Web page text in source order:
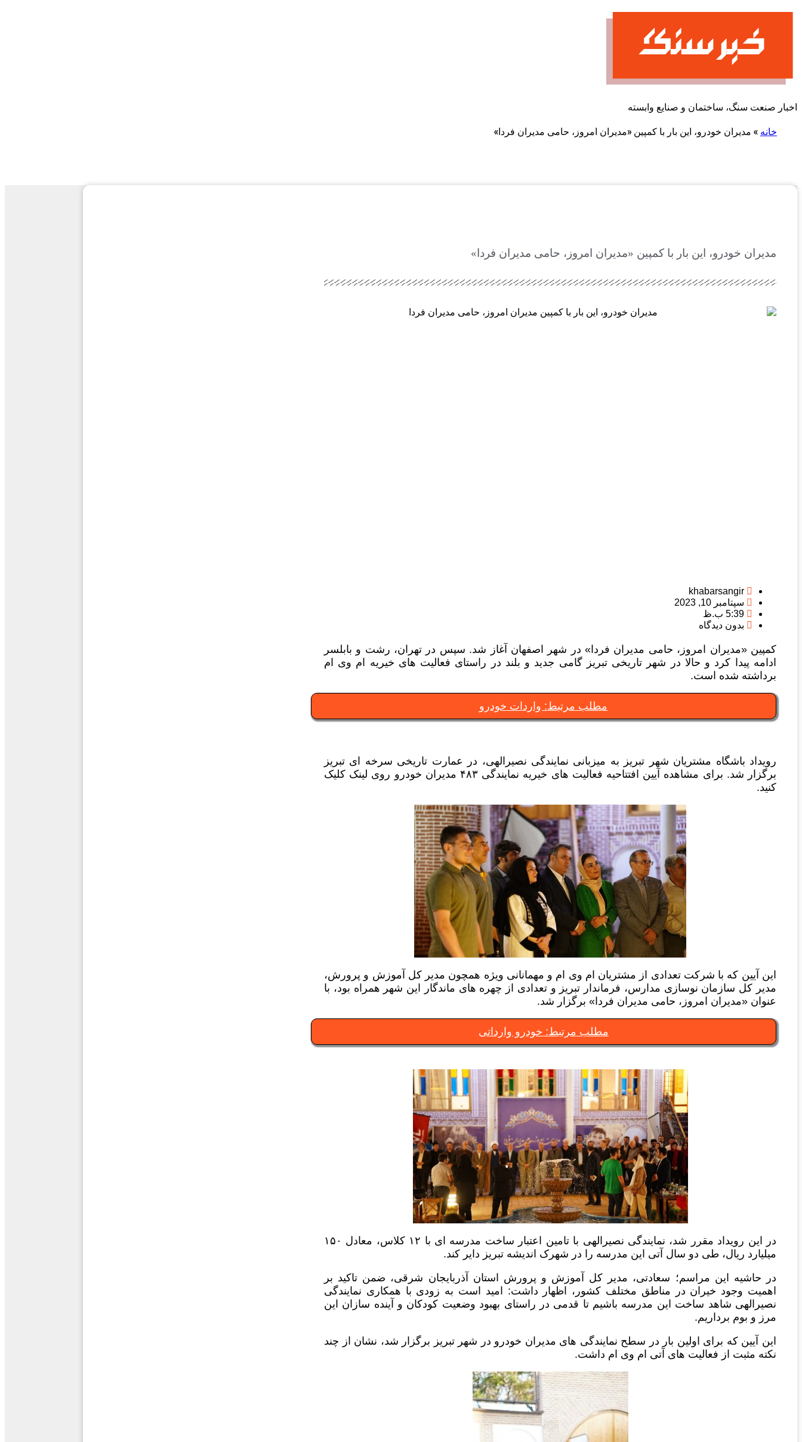
پرش
اخبار صنعت سنگ، ساختمان و صنایع وابسته
خانه » مدیران خودرو، این بار با کمپین «مدیران امروز، حامی مدیران فردا»
مدیران خودرو، این بار با کمپین «مدیران امروز، حامی مدیران فردا»
khabarsangir
سپتامبر 10, 2023
5:39 ب.ظ
بدون دیدگاه
کمپین «مدیران امروز، حامی مدیران فردا» در شهر اصفهان آغاز شد. سپس در تهران، رشت و بابلسر
ادامه پیدا کرد و حالا در شهر تاریخی تبریز گامی جدید و بلند در راستای فعالیت های خیریه ام وی ام
برداشته شده است.
مطلب مرتبط: واردات خودرو
رویداد باشگاه مشتریان شهر تبریز به میزبانی نمایندگی نصیرالهی، در عمارت تاریخی سرخه ای تبریز
برگزار شد. برای مشاهده آیین افتتاحیه فعالیت های خیریه نمایندگی ۴۸۳ مدیران خودرو روی لینک کلیک
کنید.
این آیین که با شرکت تعدادی از مشتریان ام وی ام و مهمانانی ویژه همچون مدیر کل آموزش و پرورش،
مدیر کل سازمان نوسازی مدارس، فرماندار تبریز و تعدادی از چهره های ماندگار این شهر همراه بود، با
عنوان «مدیران امروز، حامی مدیران فردا» برگزار شد.
مطلب مرتبط: خودرو وارداتی
در این رویداد مقرر شد، نمایندگی نصیرالهی با تامین اعتبار ساخت مدرسه ای با ۱۲ کلاس، معادل ۱۵۰
میلیارد ریال، طی دو سال آتی این مدرسه را در شهرک اندیشه تبریز دایر کند.
در حاشیه این مراسم؛ سعادتی، مدیر کل آموزش و پرورش استان آذربایجان شرقی، ضمن تاکید بر
اهمیت وجود خیران در مناطق مختلف کشور، اظهار داشت: امید است به زودی با همکاری نمایندگی
نصیرالهی شاهد ساخت این مدرسه باشیم تا قدمی در راستای بهبود وضعیت کودکان و آینده سازان این
مرز و بوم برداریم.
این آیین که برای اولین بار در سطح نمایندگی های مدیران خودرو در شهر تبریز برگزار شد، نشان از چند
نکته مثبت از فعالیت های آتی ام وی ام داشت.